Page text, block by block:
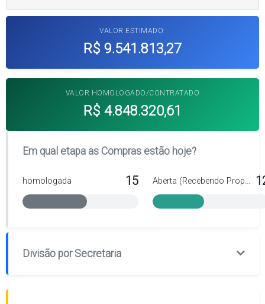
VALOR ESTIMADO:
R$ 9.541.813,27
VALOR HOMOLOGADO/CONTRATADO
R$ 4.848.320,61
Em qual etapa as Compras estão hoje?
homologada 15 Aberta (Recebendo Propostas)
Divisão por Secretaria